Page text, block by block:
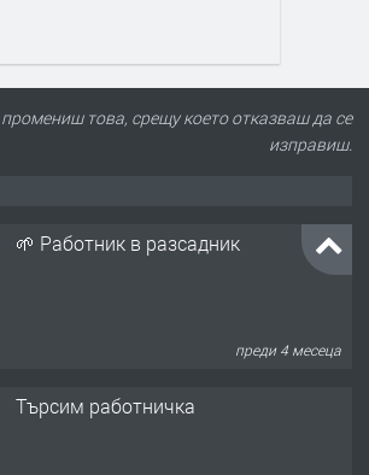
това, срещу което отказваш да се
изправиш.
🌱 Работник в разсадник
преди 4 месеца
Търсим работничка